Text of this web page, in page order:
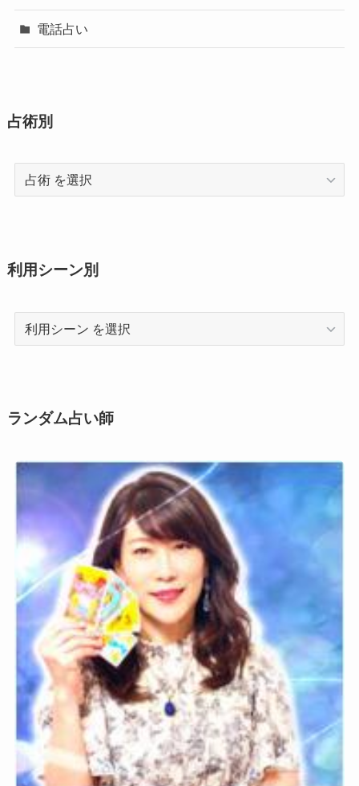
電話占い
占術別
術
利用シーン別
利
用
ン
ランダム占い師